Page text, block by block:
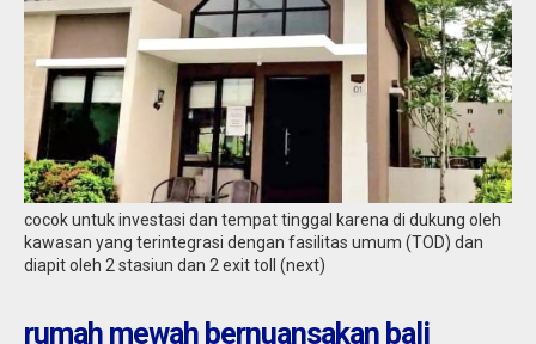
cocok untuk investasi dan tempat tinggal karena di dukung oleh
kawasan yang terintegrasi dengan fasilitas umum (TOD) dan
diapit oleh 2 stasiun dan 2 exit toll (next)
rumah mewah bernuansakan bali